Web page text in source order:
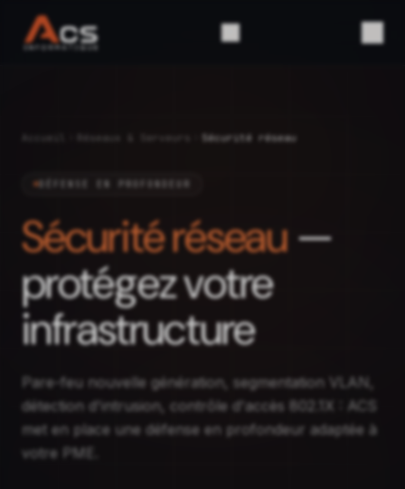
Sécurité réseau
DÉFENSE EN PROFONDEUR
Sécurité réseau—
protégez votre
infrastructure
Pare-feu nouvelle génération, segmentation VLAN,
détection d'intrusion, contrôle d'accès 802.1X : ACS
met en place une défense en profondeur adaptée à
votre PME.